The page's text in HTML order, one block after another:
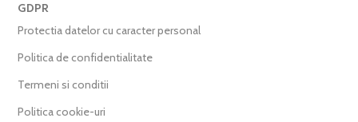
GDPR
Protectia datelor cu caracter personal
Politica de confidentialitate
Termeni si conditii
Politica cookie-uri